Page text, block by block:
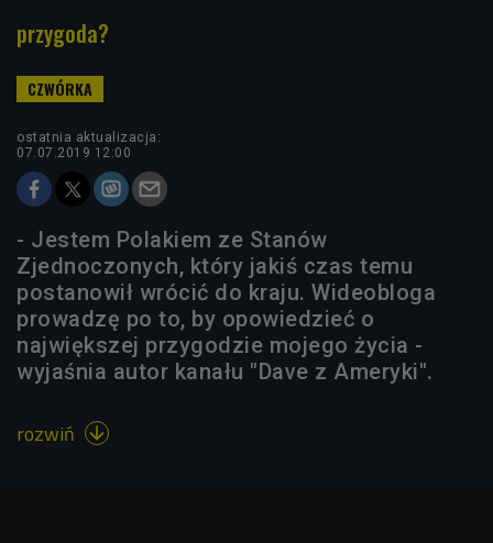
przygoda?
ostatnia aktualizacja:
07.07.2019 12:00
- Jestem Polakiem ze Stanów
Zjednoczonych, który jakiś czas temu
postanowił wrócić do kraju. Wideobloga
prowadzę po to, by opowiedzieć o
największej przygodzie mojego życia -
wyjaśnia autor kanału "Dave z Ameryki".
rozwiń 